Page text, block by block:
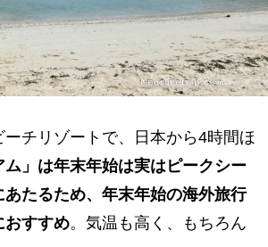
チリゾートで、日本から4時間ほ
ム」は年末年始は実はピークシー
あたるため、年末年始の海外旅行
おすすめ。気温も高く、もちろん